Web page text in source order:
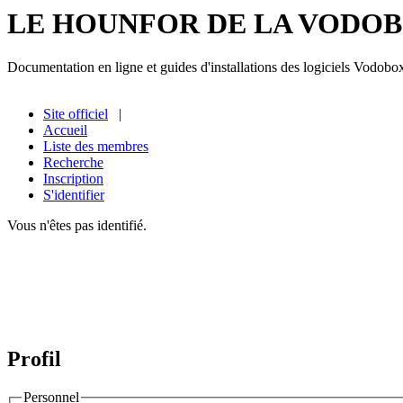
LE HOUNFOR DE LA
Documentation en ligne et guides d'installations des logiciels
Site officiel |
Accueil
Liste des membres
Recherche
Inscription
S'identifier
Vous n'êtes pas identifié.
Profil
Personnel